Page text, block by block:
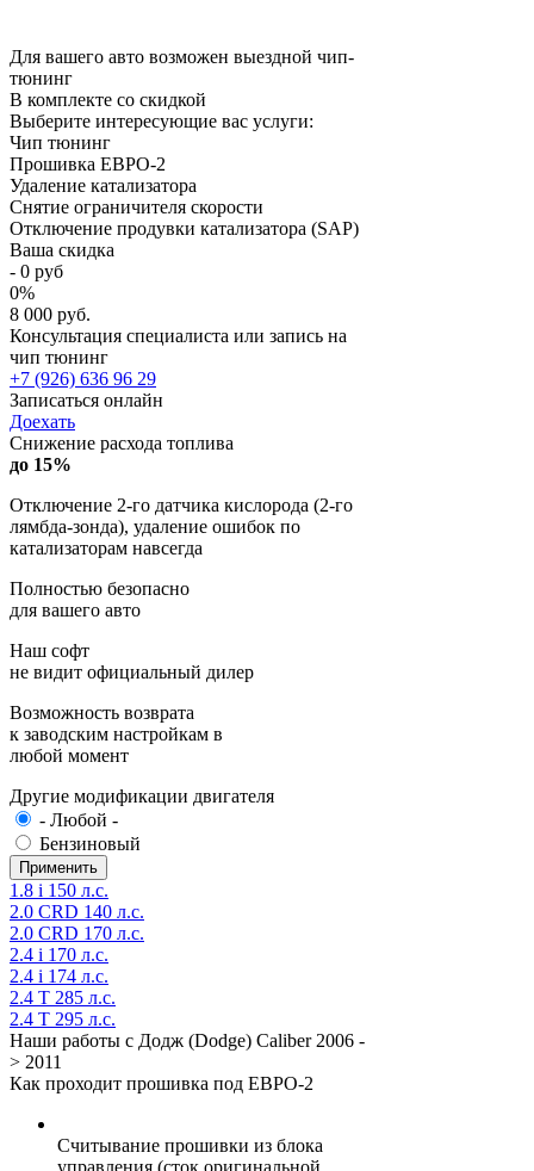
Для вашего авто возможен выездной чип-
тюнинг
В комплекте со скидкой
Выберите интересующие вас услуги:
Чип тюнинг
Прошивка ЕВРО-2
Удаление катализатора
Снятие ограничителя скорости
Отключение продувки катализатора (SAP)
Ваша скидка
- 0 руб
0%
8 000 руб.
Консультация специалиста или запись на
чип тюнинг
+7 (926) 636 96 29
Записаться онлайн
Доехать
Снижение расхода топлива
до 15%
Отключение 2-го датчика кислорода (2-го
лямбда-зонда), удаление ошибок по
катализаторам навсегда
Полностью безопасно
для вашего авто
Наш софт
не видит официальный дилер
Возможность возврата
к заводским настройкам в
любой момент
Другие модификации двигателя
- Любой -
Бензиновый
1.8 i 150 л.с.
2.0 CRD 140 л.с.
2.0 CRD 170 л.с.
2.4 i 170 л.с.
2.4 i 174 л.с.
2.4 T 285 л.с.
2.4 T 295 л.с.
Наши работы с Додж (Dodge) Caliber 2006 -
> 2011
Как проходит прошивка под ЕВРО-2
Считывание прошивки из блока
управления (сток оригинальной